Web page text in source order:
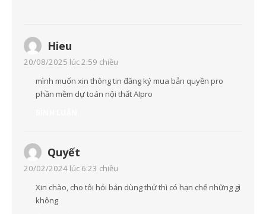
Hieu
20/08/2025 lúc 2:59 chiều
mình muốn xin thông tin đăng ký mua bản quyền pro
phần mềm dự toán nội thất AIpro
Quyết
20/02/2024 lúc 6:23 chiều
Xin chào, cho tôi hỏi bản dùng thử thì có hạn chế những gì
không